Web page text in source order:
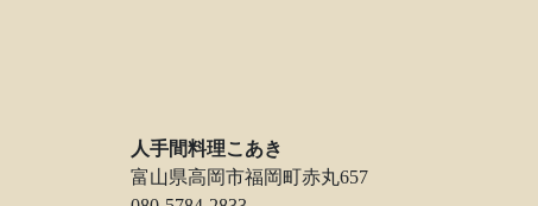
人手間料理こあき
富山県高岡市福岡町赤丸657